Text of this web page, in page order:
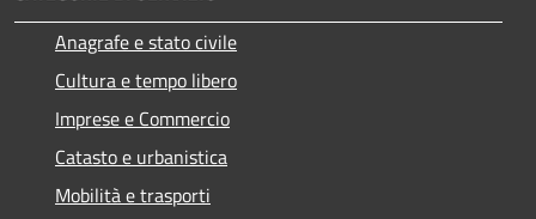
Anagrafe e stato civile
Cultura e tempo libero
Imprese e Commercio
Catasto e urbanistica
Mobilità e trasporti